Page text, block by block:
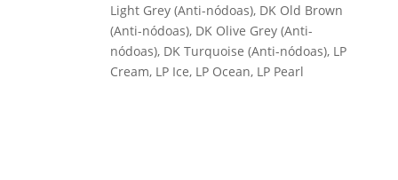
Light Grey (Anti-nódoas), DK Old Brown
(Anti-nódoas), DK Olive Grey (Anti-
nódoas), DK Turquoise (Anti-nódoas), LP
Cream, LP Ice, LP Ocean, LP Pearl